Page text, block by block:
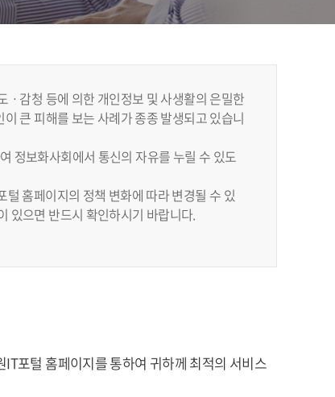
감청 등에 의한 개인정보 및 사생활의 은밀한
큰 피해를 보는 사례가 종종 발생되고 있습니
정보화사회에서 통신의 자유를 누릴 수 있도
홈페이지의 정책 변화에 따라 변경될 수 있
있으면 반드시 확인하시기 바랍니다.
포털 홈페이지를 통하여 귀하께 최적의 서비스